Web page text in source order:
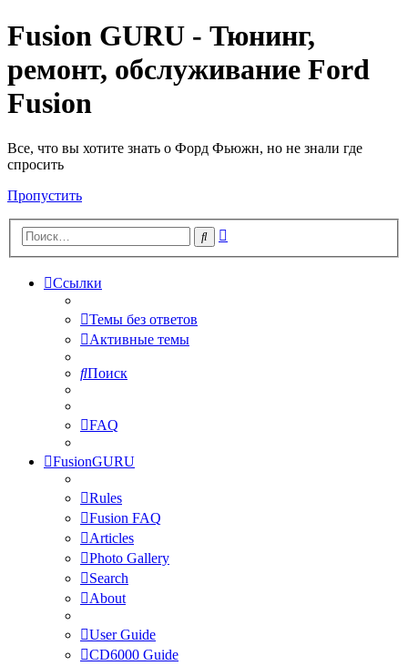
Fusion GURU - Тюнинг,
ремонт, обслуживание Ford
Fusion
Все, что вы хотите знать о Форд Фьюжн, но не знали где
спросить
Пропустить
Поиск
Ссылки
Темы без ответов
Активные темы
Поиск
FAQ
FusionGURU
Rules
Fusion FAQ
Articles
Photo Gallery
Search
About
User Guide
CD6000 Guide